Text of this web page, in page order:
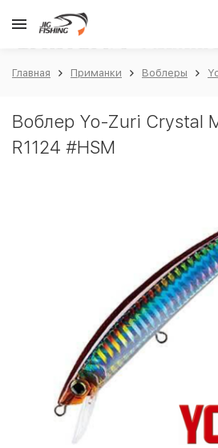
Главная Приманки Воблеры
Воблер Yo-Zuri Crystal
R1124 #HSM